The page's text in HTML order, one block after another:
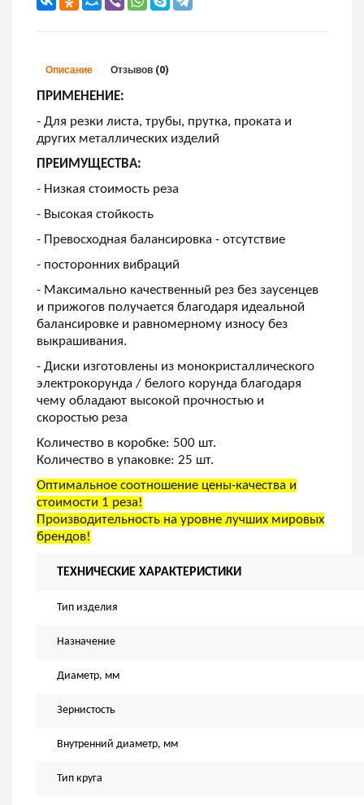
Описание Отзывов (0)
ПРИМЕНЕНИЕ:
- Для резки листа, трубы, прутка, проката и
других металлических изделий
ПРЕИМУЩЕСТВА:
- Низкая стоимость реза
- Высокая стойкость
- Превосходная балансировка - отсутствие
- посторонних вибраций
- Максимально качественный рез без заусенцев
и прижогов получается благодаря идеальной
балансировке и равномерному износу без
выкрашивания.
- Диски изготовлены из монокристаллического
электрокорунда / белого корунда благодаря
чему обладают высокой прочностью и
скоростью реза
Количество в коробке: 500 шт.
Количество в упаковке: 25 шт.
Оптимальное соотношение цены-качества и
стоимости 1 реза!
Производительность на уровне лучших мировых
брендов!
ТЕХНИЧЕСКИЕ ХАРАКТЕРИСТИКИ
Тип изделия
Назначение
Диаметр, мм
Зернистость
Внутренний диаметр, мм
Тип круга